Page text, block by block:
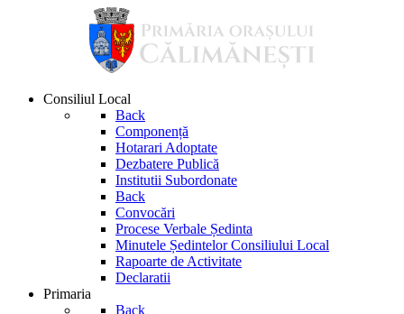
Consiliul Local
Back
Componență
Hotarari Adoptate
Dezbatere Publică
Institutii Subordonate
Back
Convocări
Procese Verbale Ședinta
Minutele Ședintelor Consiliului Local
Rapoarte de Activitate
Declaratii
Primaria
Back